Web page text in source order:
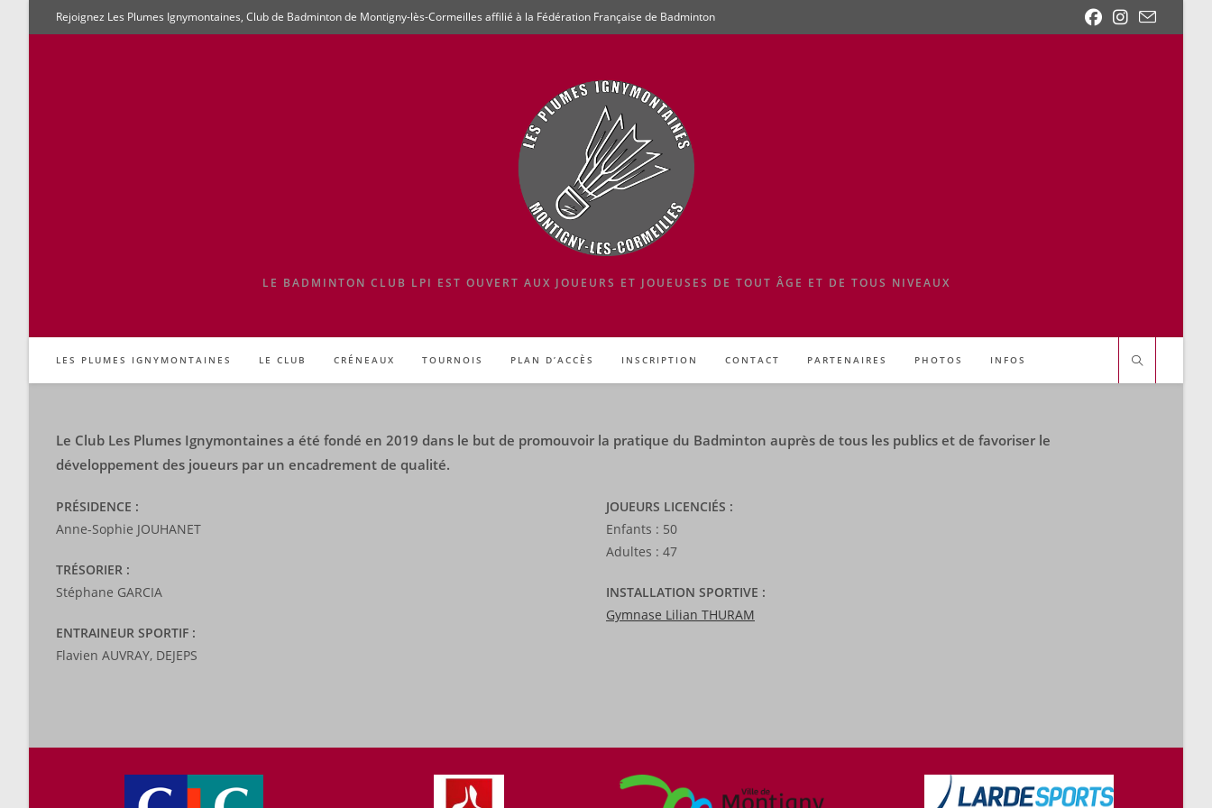
Rejoignez Les Plumes Ignymontaines, Club de Badminton de Montigny-lès-Cormeilles affilié à la Fédération Française de Badminton
LE BADMINTON CLUB LPI EST OUVERT AUX JOUEURS ET JOUEUSES DE TOUT ÂGE ET DE TOUS NIVEAUX
LES PLUMES IGNYMONTAINES LE CLUB CRÉNEAUX TOURNOIS PLAN D’ACCÈS INSCRIPTION CONTACT PARTENAIRES PHOTOS INFOS
Le Club Les Plumes Ignymontaines a été fondé en 2019 dans le but de promouvoir la pratique du Badminton auprès de tous les publics et de favoriser le
développement des joueurs par un encadrement de qualité.
PRÉSIDENCE :
Anne-Sophie JOUHANET
TRÉSORIER :
Stéphane GARCIA
ENTRAINEUR SPORTIF :
Flavien AUVRAY, DEJEPS
JOUEURS LICENCIÉS :
Enfants : 50
Adultes : 47
INSTALLATION SPORTIVE :
Gymnase Lilian THURAM